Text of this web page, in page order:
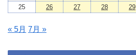
25
26 27 28 29
« 5月 7月 »